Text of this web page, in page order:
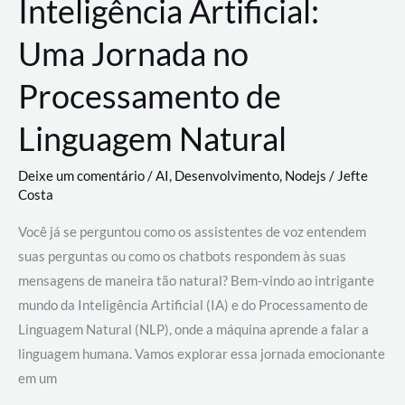
Inteligência Artificial:
Uma Jornada no
Processamento de
Linguagem Natural
Deixe um comentário/AI, Desenvolvimento, Nodejs / Jefte
Costa
Você já se perguntou como os assistentes de voz entendem
suas perguntas ou como os chatbots respondem às suas
mensagens de maneira tão natural? Bem-vindo ao intrigante
mundo da Inteligência Artificial (IA) e do Processamento de
Linguagem Natural (NLP), onde a máquina aprende a falar a
linguagem humana. Vamos explorar essa jornada emocionante
em um